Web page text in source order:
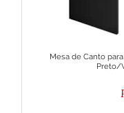
Mesa de Canto
Preto/